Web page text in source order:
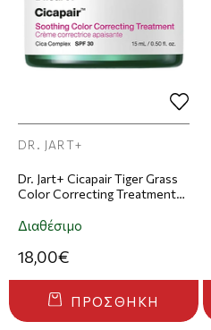
DR. JART+
Dr. Jart+ Cicapair Tiger Grass
Color Correcting Treatment
15ml
Διαθέσιμο
18,00€
ΠΡΟΣΘΉΚΗ